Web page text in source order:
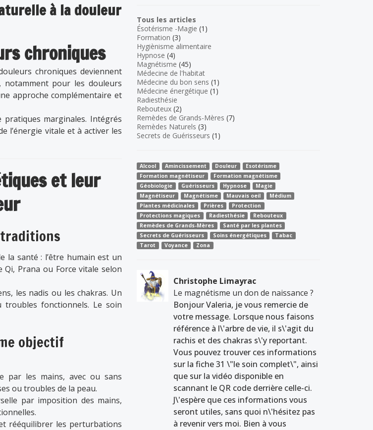
à la douleur
chroniques
chroniques deviennent
notamment pour les douleurs
approche complémentaire et
marginales. Intégrés
l’énergie vitale et à activer les
et leur
traditions
la santé : l’être humain est un
Prana ou Force vitale selon
les nadis ou les chakras. Un
fonctionnels. Le soin
objectif
par les mains, avec ou sans
ou troubles de la peau.
par imposition des mains,
rééquilibrer les perturbations
Tous les articles
Ésotérisme -Magie (1)
Formation (3)
Hygiènisme alimentaire
Hypnose (4)
Magnétisme (45)
Médecine de l'habitat
Médecine du bon sens (1)
Médecine énergétique (1)
Radiesthésie
Rebouteux (2)
Remèdes de Grands-Mères (7)
Remèdes Naturels (3)
Secrets de Guérisseurs (1)
Alcool Amincissement Douleur
Esotérisme
Formation magnétiseur
Formation magnétisme
Géobiologie
Guérisseurs Hypnose
Magie
Magnétiseur
Magnétisme Mauvais oeil
Médium
Plantes médicinales
Prières
Protection
Protections magiques
Radiesthésie
Rebouteux
Remèdes de Grands-Mères
Santé par les plantes
Secrets de Guérisseurs
Soins énergétiques
Tabac
Tarot
Voyance Zona
Christophe Limayrac
Le magnétisme un don de naissance ?
Bonjour Valeria, je vous remercie de
votre message. Lorsque nous faisons
référence à l\'arbre de vie, il s\'agit du
rachis et des chakras s\'y reportant.
Vous pouvez trouver ces informations
sur la fiche 31 \"le soin complet\", ainsi
que sur la vidéo disponible en
scannant le QR code derrière celle-ci.
J\'espère que ces informations vous
seront utiles, sans quoi n\'hésitez pas
à revenir vers moi. Bien à vous